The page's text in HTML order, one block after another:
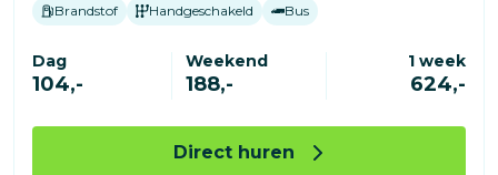
Brandstof Handgeschakeld Bus
Dag
104,-
Weekend
188,-
1 week
624,-
Direct huren